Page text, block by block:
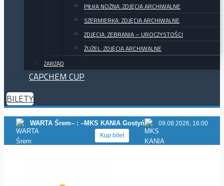
PIŁKA NOŻNA: ZDJĘCIA ARCHIWALNE
SZERMIERKA: ZDJĘCIA ARCHIWALNE
ZDJĘCIA: ZEBRANIA – UROCZYSTOŚCI
ŻUŻEL: ZDJĘCIA ARCHIWALNE
ZARZĄD
CAPCHEM CUP
BILETY
WARTA Śrem– : –MKS KANIA Gostyń
09.08.2026, 16:00
Kup bilet